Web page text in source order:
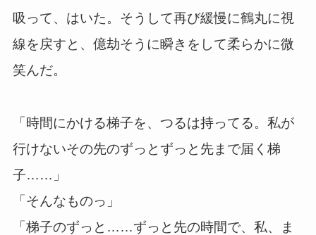
吸って、はいた。そうして再び緩慢に鶴丸に視
線を戻すと、億劫そうに瞬きをして柔らかに微
笑んだ。
「時間にかける梯子を、つるは持ってる。私が
行けないその先のずっとずっと先まで届く梯
子……」
「そんなものっ」
「梯子のずっと……ずっと先の時間で、私、ま